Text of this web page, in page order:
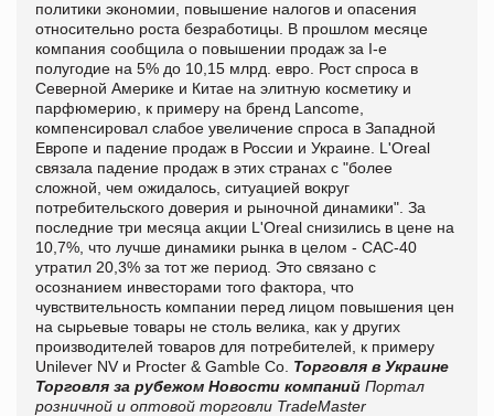
политики экономии, повышение налогов и опасения
относительно роста безработицы. В прошлом месяце
компания сообщила о повышении продаж за I-е
полугодие на 5% до 10,15 млрд. евро. Рост спроса в
Северной Америке и Китае на элитную косметику и
парфюмерию, к примеру на бренд Lancome,
компенсировал слабое увеличение спроса в Западной
Европе и падение продаж в России и Украине. L'Oreal
связала падение продаж в этих странах с "более
сложной, чем ожидалось, ситуацией вокруг
потребительского доверия и рыночной динамики". За
последние три месяца акции L'Oreal снизились в цене на
10,7%, что лучше динамики рынка в целом - CAC-40
утратил 20,3% за тот же период. Это связано с
осознанием инвесторами того фактора, что
чувствительность компании перед лицом повышения цен
на сырьевые товары не столь велика, как у других
производителей товаров для потребителей, к примеру
Unilever NV и Procter & Gamble Co. Торговля в Украине
Торговля за рубежом Новости компаний Портал
розничной и оптовой торговли TradeMaster